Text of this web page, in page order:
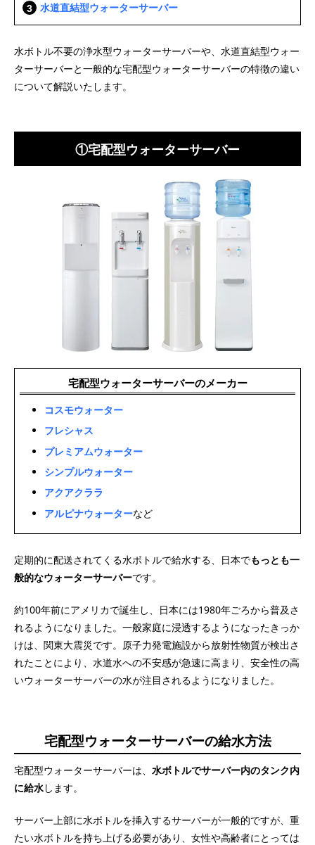
水道直結型ウォーターサーバー
水ボトル不要の浄水型ウォーターサーバーや、水道直結型ウォー
ターサーバーと一般的な宅配型ウォーターサーバーの特徴の違い
について解説いたします。
①宅配型ウォーターサーバー
宅配型ウォーターサーバーのメーカー
コスモウォーター
フレシャス
プレミアムウォーター
シンプルウォーター
アクアクララ
アルピナウォーターなど
定期的に配送されてくる水ボトルで給水する、日本でもっとも一
般的なウォーターサーバーです。
約100年前にアメリカで誕生し、日本には1980年ごろから普及さ
れるようになりました。一般家庭に浸透するようになったきっか
けは、関東大震災です。原子力発電施設から放射性物質が検出さ
れたことにより、水道水への不安感が急速に高まり、安全性の高
いウォーターサーバーの水が注目されるようになりました。
宅配型ウォーターサーバーの給水方法
宅配型ウォーターサーバーは、 水ボトルでサーバー内のタンク内
に給水します。
サーバー上部に水ボトルを挿入するサーバーが一般的ですが、重
たい水ボトルを持ち上げる必要があり、女性や高齢者にとっては